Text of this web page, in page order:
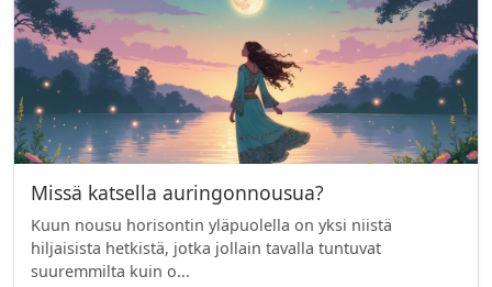
Missä katsella auringonnousua?
Kuun nousu horisontin yläpuolella on yksi niistä
hiljaisista hetkistä, jotka jollain tavalla tuntuvat
suuremmilta kuin o...